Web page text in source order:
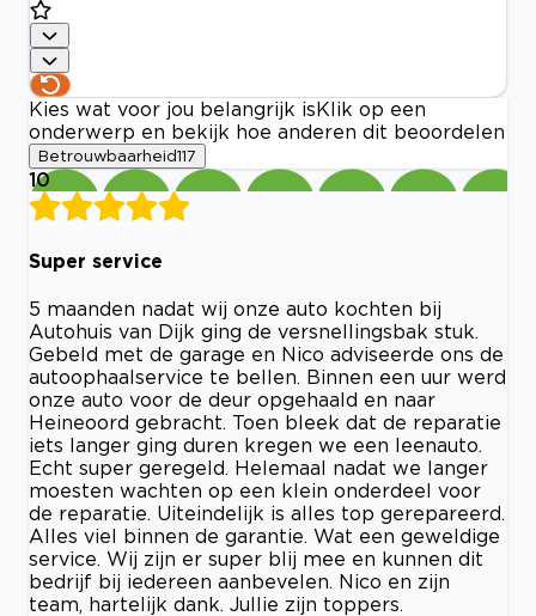
Kies wat voor jou belangrijk is Klik op een
onderwerp en bekijk hoe anderen dit beoordelen
Betrouwbaarheid117
10
Super service
5 maanden nadat wij onze auto kochten bij
Autohuis van Dijk ging de versnellingsbak stuk.
Gebeld met de garage en Nico adviseerde ons de
autoophaalservice te bellen. Binnen een uur werd
onze auto voor de deur opgehaald en naar
Heineoord gebracht. Toen bleek dat de reparatie
iets langer ging duren kregen we een leenauto.
Echt super geregeld. Helemaal nadat we langer
moesten wachten op een klein onderdeel voor
de reparatie. Uiteindelijk is alles top gerepareerd.
Alles viel binnen de garantie. Wat een geweldige
service. Wij zijn er super blij mee en kunnen dit
bedrijf bij iedereen aanbevelen. Nico en zijn
team, hartelijk dank. Jullie zijn toppers.